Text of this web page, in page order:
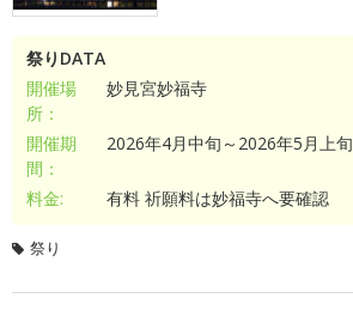
祭りDATA
開催場
所：
妙見宮妙福寺
開催期
間：
2026年4月中旬～2026年5月上旬
料金: 有料 祈願料は妙福寺へ要確認
祭り